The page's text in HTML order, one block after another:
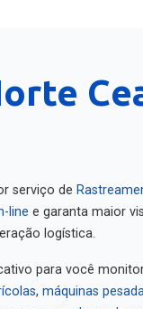
serviço de
line e garanta maior
logística.
para você
máquinas